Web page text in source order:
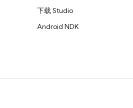
下载 Studio
Android NDK